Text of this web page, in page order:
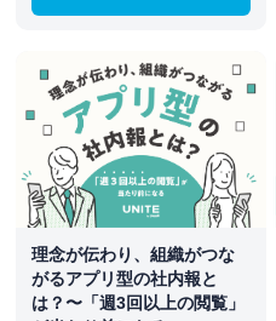
理念が伝わり、組織がつな
がるアプリ型の社内報と
は？〜「週3回以上の閲覧」